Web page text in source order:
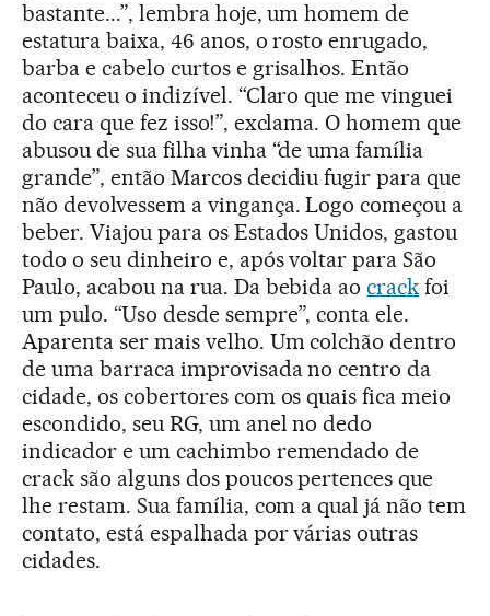
bastante...”, lembra hoje, um homem de
estatura baixa, 46 anos, o rosto enrugado,
barba e cabelo curtos e grisalhos. Então
aconteceu o indizível. “Claro que me vinguei
do cara que fez isso!”, exclama. O homem que
abusou de sua filha vinha “de uma família
grande”, então Marcos decidiu fugir para que
não devolvessem a vingança. Logo começou a
beber. Viajou para os Estados Unidos, gastou
todo o seu dinheiro e, após voltar para São
Paulo, acabou na rua. Da bebida aocrack foi
um pulo. “Uso desde sempre”, conta ele.
Aparenta ser mais velho. Um colchão dentro
de uma barraca improvisada no centro da
cidade, os cobertores com os quais fica meio
escondido, seu RG, um anel no dedo
indicador e um cachimbo remendado de
crack são alguns dos poucos pertences que
lhe restam. Sua família, com a qual já não tem
contato, está espalhada por várias outras
cidades.